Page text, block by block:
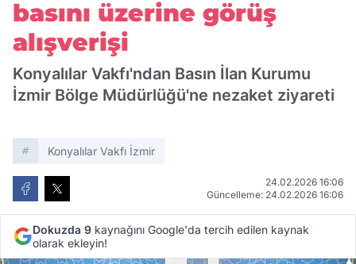
basını üzerine görüş
alışverişi
Konyalılar Vakfı'ndan Basın İlan Kurumu
İzmir Bölge Müdürlüğü'ne nezaket ziyareti
Konyalılar Vakfı İzmir
24.02.2026 16:06
Güncelleme: 24.02.2026 16:06
Dokuzda 9 kaynağını Google'da tercih edilen kaynak
olarak ekleyin!